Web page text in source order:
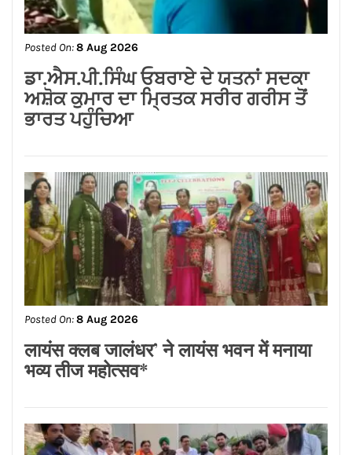
ਗੁਰਸਿਮਰਨ ਮੰਡ ਤੇ ਸਿੱਖਾਂ ਦੀਆਂ ਭਾਵਨਾਵਾਂ
ਭੜਕਾਉਣ ਦਾ ਪਰਚਾ ਦਰਜ਼ ਕਰਕੇ ਗ੍ਰਿਫਤਾਰ
ਕੀਤਾ ਜਾਵੇ।
Posted On:8 Aug 2026
ਨਿਤਿਨ ਕੋਹਲੀ ਨੇ ਪੁਲਿਸ ਲਾਈਨ ਵਿੱਚ 95 ਲੱਖ
ਰੁਪਏ ਦੇ ਸੜਕ ਨਿਰਮਾਣ ਕਾਰਜਾਂ ਦਾ
ਉਦਘਾਟਨ ਕੀਤਾ